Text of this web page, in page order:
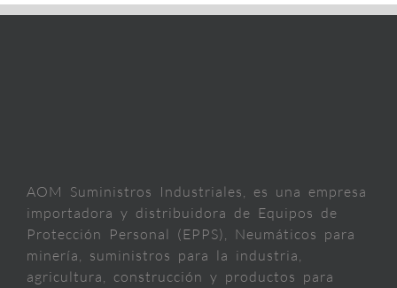
AOM Suministros Industriales, es una empresa
importadora y distribuidora de Equipos de
Protección Personal (EPPS), Neumáticos para
minería, suministros para la industria,
agricultura, construcción y productos para